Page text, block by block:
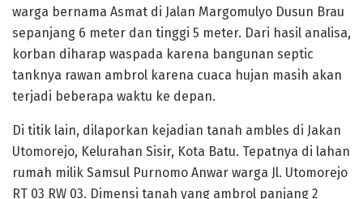
warga bernama Asmat di Jalan Margomulyo Dusun Brau
sepanjang 6 meter dan tinggi 5 meter. Dari hasil analisa,
korban diharap waspada karena bangunan septic
tanknya rawan ambrol karena cuaca hujan masih akan
terjadi beberapa waktu ke depan.
Di titik lain, dilaporkan kejadian tanah ambles di Jakan
Utomorejo, Kelurahan Sisir, Kota Batu. Tepatnya di lahan
rumah milik Samsul Purnomo Anwar warga Jl. Utomorejo
RT 03 RW 03. Dimensi tanah yang ambrol panjang 2